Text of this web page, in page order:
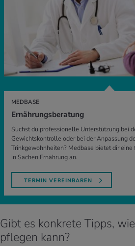
MEDBASE
Ernährungsberatung
Suchst du professionelle Unterstützung bei
Gewichtskontrolle oder bei der Anpassung
Trinkgewohnheiten? Medbase bietet dir
in Sachen Ernährung an.
TERMIN VEREINBAREN
Gibt es konkrete Tipps,
pflegen kann?